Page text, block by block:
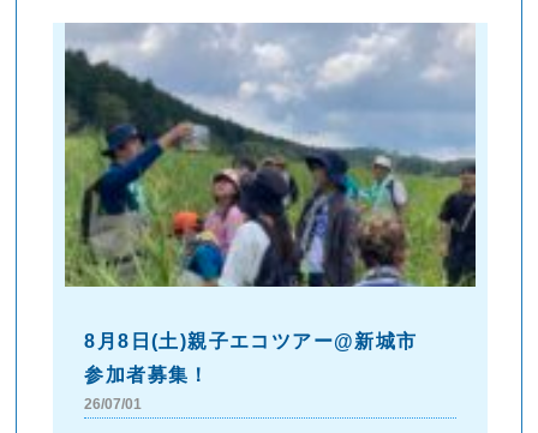
8月8日(土)親子エコツアー@新城市
参加者募集！
26/07/01